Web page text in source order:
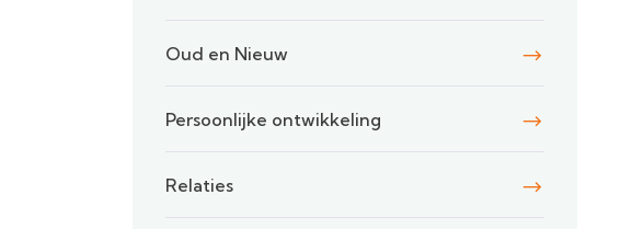
Oud en Nieuw
Persoonlijke ontwikkeling
Relaties